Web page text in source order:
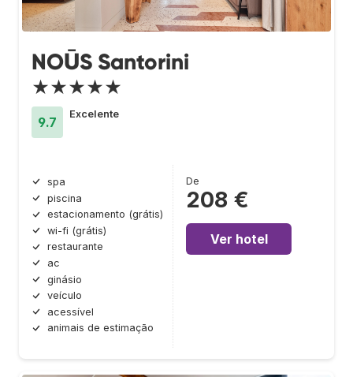
NOŪS Santorini
★★★★★
9.7
Excelente
spa
piscina
estacionamento (grátis)
wi-fi (grátis)
restaurante
ac
ginásio
veículo
acessível
animais de estimação
De
208 €
Ver hotel